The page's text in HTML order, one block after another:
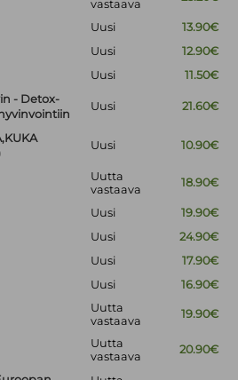
vastaava
Uusi
13.90€
Uusi
12.90€
Uusi
11.50€
- Detox-
Uusi 21.60€
Uusi 10.90€
Uutta
vastaava
18.90€
Uusi
19.90€
Uusi
24.90€
Uusi
17.90€
Uusi 16.90€
Uutta
vastaava
19.90€
Uutta
vastaava
20.90€